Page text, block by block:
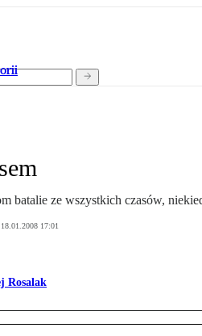
batalie ze wszystkich czasów,
18.01.2008 17:01
Rosalak